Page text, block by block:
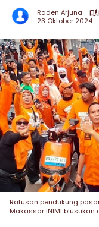
Raden Arjuna
23 Oktober 2024
Ratusan pendukung
Makassar INIMI blusukan